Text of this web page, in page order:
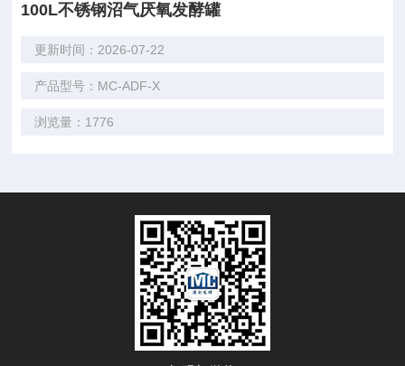
100L不锈钢沼气厌氧发酵罐
更新时间：2026-07-22
产品型号：MC-ADF-X
浏览量：1776